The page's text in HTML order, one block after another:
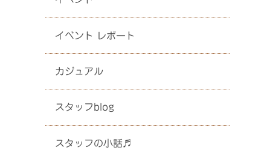
イベント レポート
カジュアル
スタッフblog
スタッフの小話♬